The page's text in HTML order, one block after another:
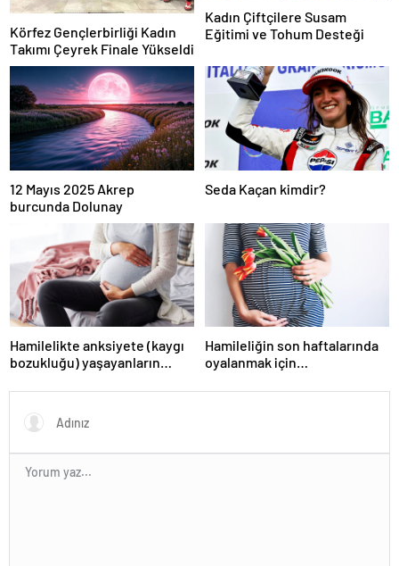
Körfez Gençlerbirliği Kadın
Takımı Çeyrek Finale Yükseldi
Kadın Çiftçilere Susam
Eğitimi ve Tohum Desteği
12 Mayıs 2025 Akrep
burcunda Dolunay
Seda Kaçan kimdir?
Hamilelikte anksiyete (kaygı
bozukluğu) yaşayanların
Hamileliğin son haftalarında
oyalanmak için…